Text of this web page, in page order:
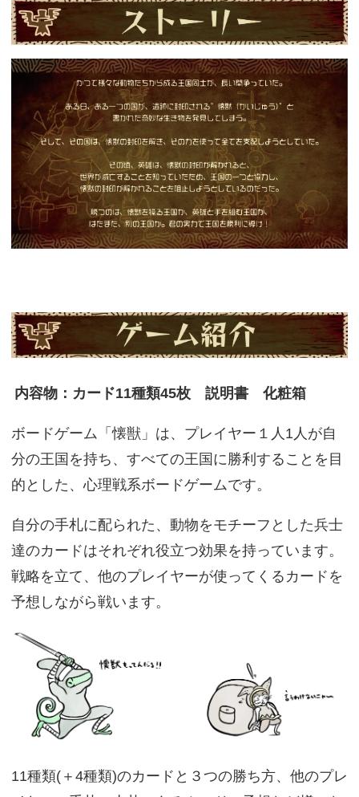
内容物：カード11種類45枚 説明書 化粧箱
ボードゲーム「懐獣」は、プレイヤー１人1人が自
分の王国を持ち、すべての王国に勝利することを目
的とした、心理戦系ボードゲームです。
自分の手札に配られた、動物をモチーフとした兵士
達のカードはそれぞれ役立つ効果を持っています。
戦略を立て、他のプレイヤーが使ってくるカードを
予想しながら戦います。
11種類(＋4種類)のカードと３つの勝ち方、他のプレ